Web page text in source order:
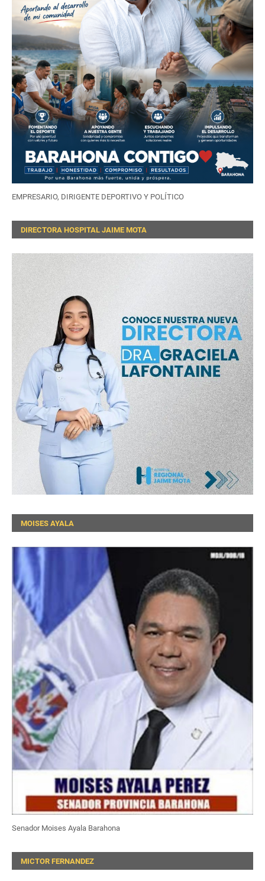
EMPRESARIO, DIRIGENTE DEPORTIVO Y POLÍTICO
DIRECTORA HOSPITAL JAIME MOTA
MOISES AYALA
Senador Moises Ayala Barahona
MICTOR FERNANDEZ